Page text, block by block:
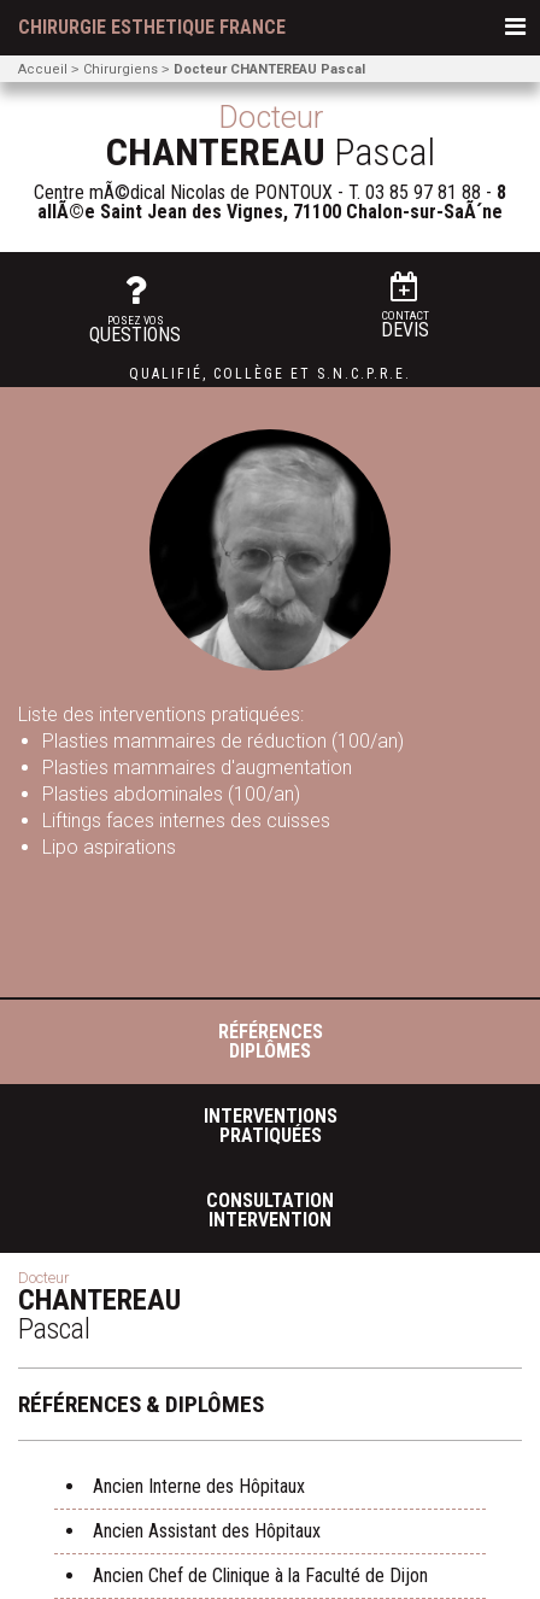
CHIRURGIE ESTHETIQUE FRANCE
Accueil Chirurgiens Docteur CHANTEREAU Pascal
Docteur
CHANTEREAU Pascal
Centre mÃ©dical Nicolas de PONTOUX - T. 03 85 97 81 88 - 8
allÃ©e Saint Jean des Vignes, 71100 Chalon-sur-SaÃ´ne
POSEZ VOS
QUESTIONS
CONTACT
DEVIS
QUALIFIÉ, COLLÈGE ET S.N.C.P.R.E.
Liste des interventions pratiquées:
Plasties mammaires de réduction (100/an)
Plasties mammaires d'augmentation
Plasties abdominales (100/an)
Liftings faces internes des cuisses
Lipo aspirations
RÉFÉRENCES
DIPLÔMES
INTERVENTIONS
PRATIQUÉES
CONSULTATION
INTERVENTION
Docteur
CHANTEREAU
Pascal
RÉFÉRENCES & DIPLÔMES
Ancien Interne des Hôpitaux
Ancien Assistant des Hôpitaux
Ancien Chef de Clinique à la Faculté de Dijon